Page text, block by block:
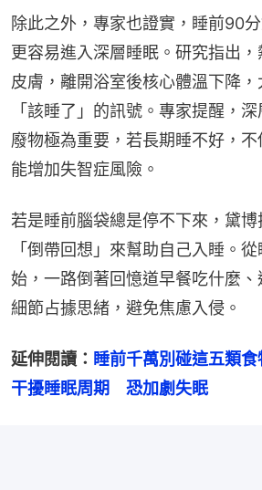
除此之外，專家也證實，睡前90
更容易進入深層睡眠。研究指出
皮膚，離開浴室後核心體溫下降，
「該睡了」的訊號。專家提醒，
廢物極為重要，若長期睡不好，
能增加失智症風險。
若是睡前腦袋總是停不下來，黛
「倒帶回想」來幫助自己入睡。
始，一路倒著回憶道早餐吃什麼
細節占據思緒，避免焦慮入侵。
延伸閱讀： 睡前千萬別碰這五類
干擾睡眠周期　恐加劇失眠